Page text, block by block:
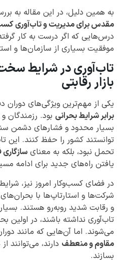
به همین دلیل، در این مقاله به
مقدس برای مدیریت و تاب‌آوری
درس‌هایی که اگر درست به کار
موفقیت بسیاری از سازمان‌ها و
تاب‌آوری در شرایط
بازار رقابتی
یکی از مهم‌ترین ویژگی‌های دوران
برابر شرایط بحرانی بود. رزمندگان
بسیار محدود و فشارهای دشمن
توانستند کشور را حفظ کنند. این
تحمل نبود، بلکه به معنای
یافتن راه‌های جدید برای ادامه
در فضای کسب‌وکار امروز نیز،
شرکت‌ها و استارتاپ‌ها با
و رقابت شدید روبه‌رو هستند.
تاب‌آوری نداشته باشند، در اولین
می‌شوند. اما آن‌هایی که مانند
مقاوم و منعطف دارند،
بسازند.